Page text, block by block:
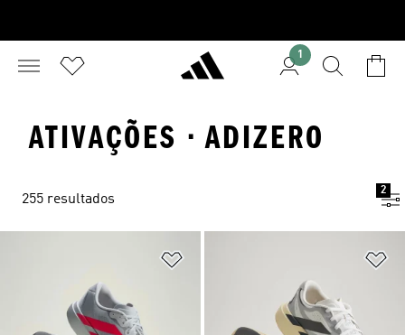
1
ATIVAÇÕES · ADIZERO
255 resultados
2
Adicionar à Lista de Desejos